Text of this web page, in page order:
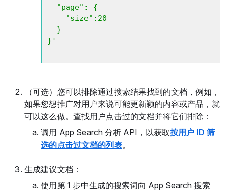
}'
（可选）您可以排除通过搜索结果找到的文档，例如，
如果您想推广对用户来说可能更新颖的内容或产品，就
可以这么做。查找用户点击过的文档并将它们排除：
调用 App Search 分析 API，以获取按用户 ID 筛
选的点击过文档的列表。
生成建议文档：
使用第 1 步中生成的搜索词向 App Search 搜索